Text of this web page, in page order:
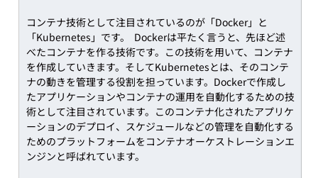
コンテナ技術として注目されているのが「Docker」と
「Kubernetes」です。  Dockerは平たく言うと、先ほど述
べたコンテナを作る技術です。この技術を用いて、コンテナ
を作成していきます。そしてKubernetesとは、そのコンテ
ナの動きを管理する役割を担っています。Dockerで作成し
たアプリケーションやコンテナの運用を自動化するための技
術として注目されています。このコンテナ化されたアプリケ
ーションのデプロイ、スケジュールなどの管理を自動化する
ためのプラットフォームをコンテナオーケストレーションエ
ンジンと呼ばれています。